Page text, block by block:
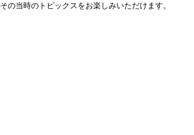
その当時のトピックスをお楽しみいただけます。